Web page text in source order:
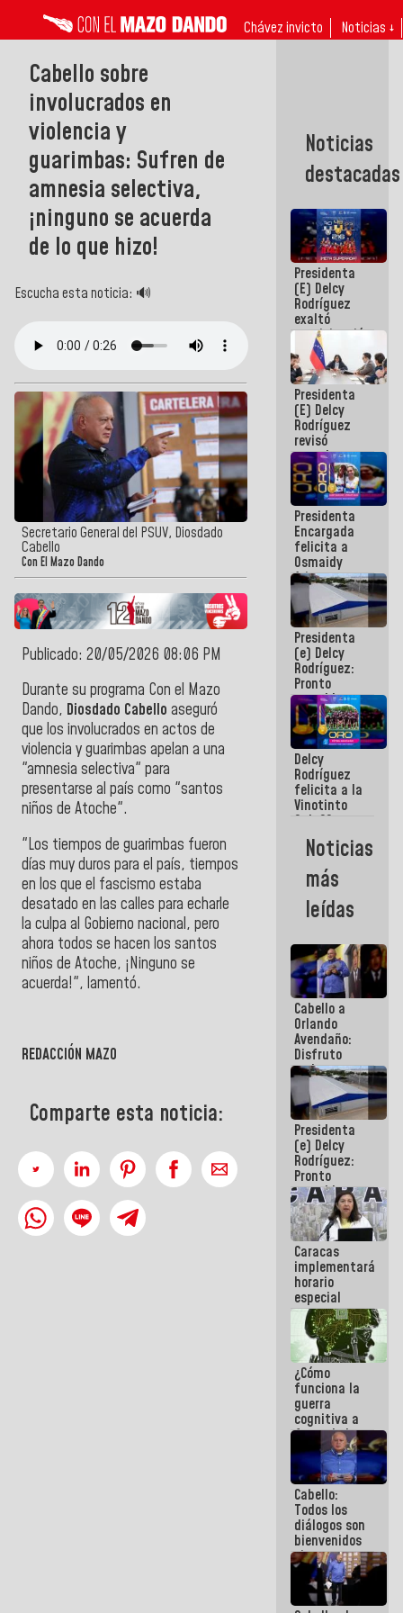
Chávez invicto Noticias ↓
Cabello sobre
involucrados en
violencia y
guarimbas: Sufren de
amnesia selectiva,
¡ninguno se acuerda
de lo que hizo!
Escucha esta noticia: 🔊
Secretario General del PSUV, Diosdado
Cabello
Con El Mazo Dando
Publicado: 20/05/2026 08:06 PM
Durante su programa Con el Mazo
Dando, Diosdado Cabello aseguró
que los involucrados en actos de
violencia y guarimbas apelan a una
"amnesia selectiva" para
presentarse al país como "santos
niños de Atoche".
"Los tiempos de guarimbas fueron
días muy duros para el país, tiempos
en los que el fascismo estaba
desatado en las calles para echarle
la culpa al Gobierno nacional, pero
ahora todos se hacen los santos
niños de Atoche, ¡Ninguno se
acuerda!", lamentó.
REDACCIÓN MAZO
Comparte esta noticia:
Noticias
destacadas
Presidenta
(E) Delcy
Rodríguez
exaltó
participación
de
Venezuela
en Juegos
Centroamericanos
y del Caribe
2026
Presidenta
(E) Delcy
Rodríguez
revisó
agenda
económica y
ejecución de
fondos de
emergencia
post-sismos
Presidenta
Encargada
felicita a
Osmaidy
Arias y
Giraly
Marcano por
hacer
historia en
los
Centroamericanos
Presidenta
(e) Delcy
Rodríguez:
Pronto
restableceremos
las
operaciones
en el
Aeropuerto
Internacional
de
Maiquetía
Delcy
Rodríguez
felicita a la
Vinotinto
Sub 20
campeona
frente
México Sub
23 en los
Centroamericanos
Noticias
más
leídas
Cabello a
Orlando
Avendaño:
Disfruto
cada vez
que escribes
porque lo
que haces
es
embarrarla
Presidenta
(e) Delcy
Rodríguez:
Pronto
restableceremos
las
operaciones
en el
Aeropuerto
Internacional
de
Maiquetía
Caracas
implementará
horario
especial
para
adaptarse
al plan de
ahorro
energético
¿Cómo
funciona la
guerra
cognitiva a
favor de la
narrativa
hegemónica?
(1)
Cabello:
Todos los
diálogos son
bienvenidos
siempre que
estén en el
marco de la
Constitución